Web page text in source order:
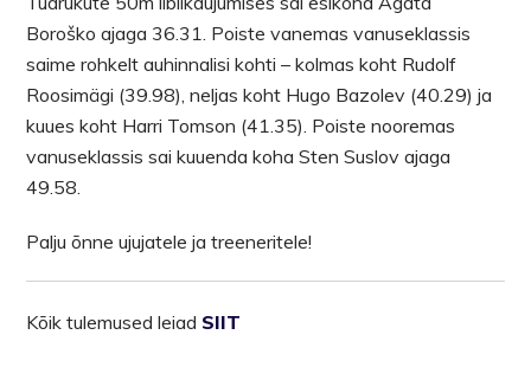
Boroško ajaga 36.31. Poiste vanemas vanuseklassis
saime rohkelt auhinnalisi kohti – kolmas koht Rudolf
Roosimägi (39.98), neljas koht Hugo Bazolev (40.29) ja
kuues koht Harri Tomson (41.35). Poiste nooremas
vanuseklassis sai kuuenda koha Sten Suslov ajaga
49.58.
Palju õnne ujujatele ja treeneritele!
Kõik tulemused leiad SIIT